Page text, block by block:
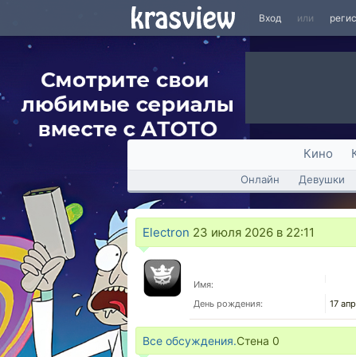
Вход или
Кино
Онлайн Девушки
Electron 23 июля 2026 в 22:11
Имя:
День рождения:
17
Все обсуждения.Стена 0